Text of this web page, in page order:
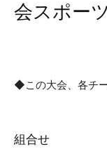
会スポー
◆この大会、各チ
組合せ